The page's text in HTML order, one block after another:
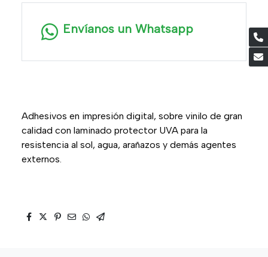
Envíanos un Whatsapp
Adhesivos en impresión digital, sobre vinilo de gran
calidad con laminado protector UVA para la
resistencia al sol, agua, arañazos y demás agentes
externos.